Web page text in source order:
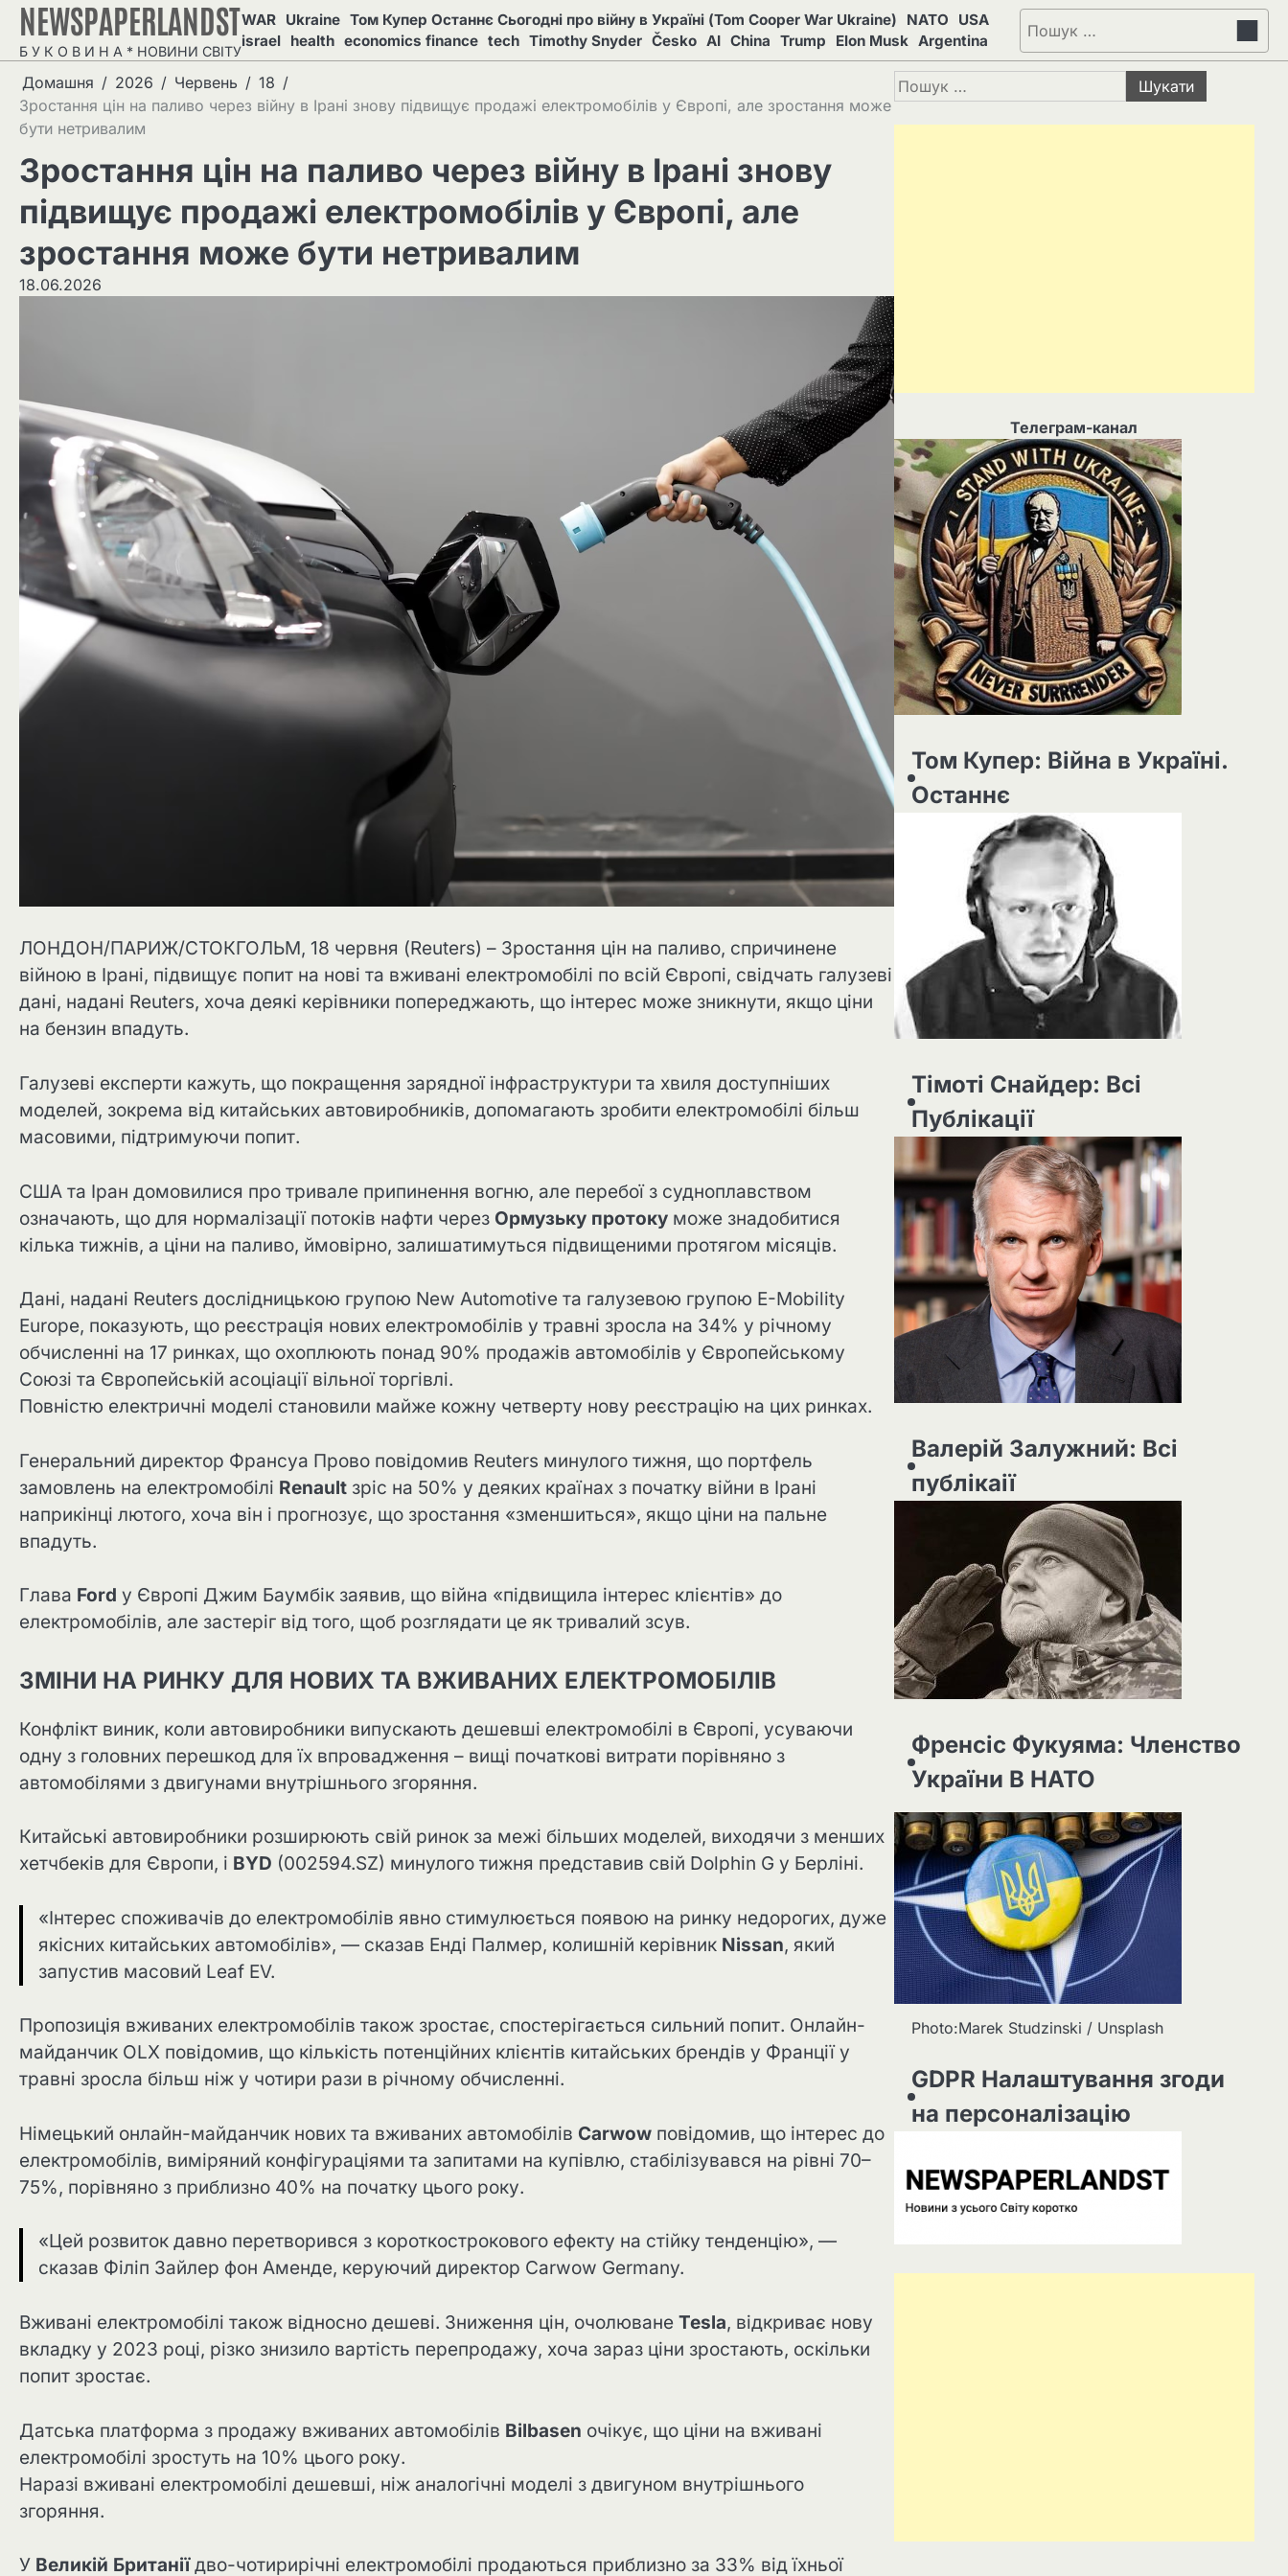
Перейти
вмісту
NEWSPAPERLANDST
Б У К О В И Н А * НОВИНИ СВІТУ
WAR Ukraine Том Купер Останнє Сьогодні про війну в Україні (Tom Cooper War Ukraine) NATO
USA
israel health economics finance tech Timothy Snyder Česko AI China Trump Elon Musk Argentina
Пошук:
Домашня 2026 Червень
18
Зростання цін на паливо через війну в Ірані знову підвищує продажі електромобілів у Європі, але зростання може
бути нетривалим
Зростання цін на паливо через війну в Ірані знову
підвищує продажі електромобілів у Європі, але
зростання може бути нетривалим
18.06.2026
ЛОНДОН/ПАРИЖ/СТОКГОЛЬМ, 18 червня (Reuters) – Зростання цін на паливо, спричинене
війною в Ірані, підвищує попит на нові та вживані електромобілі по всій Європі, свідчать галузеві
дані, надані Reuters, хоча деякі керівники попереджають, що інтерес може зникнути, якщо ціни
на бензин впадуть.
Галузеві експерти кажуть, що покращення зарядної інфраструктури та хвиля доступніших
моделей, зокрема від китайських автовиробників, допомагають зробити електромобілі більш
масовими, підтримуючи попит.
США та Іран домовилися про тривале припинення вогню, але перебої з судноплавством
означають, що для нормалізації потоків нафти через Ормузьку протоку може знадобитися
кілька тижнів, а ціни на паливо, ймовірно, залишатимуться підвищеними протягом місяців.
Дані, надані Reuters дослідницькою групою New Automotive та галузевою групою E-Mobility
Europe, показують, що реєстрація нових електромобілів у травні зросла на 34% у річному
обчисленні на 17 ринках, що охоплюють понад 90% продажів автомобілів у Європейському
Союзі та Європейській асоціації вільної торгівлі.
Повністю електричні моделі становили майже кожну четверту нову реєстрацію на цих ринках.
Генеральний директор Франсуа Прово повідомив Reuters минулого тижня, що портфель
замовлень на електромобілі Renault зріс на 50% у деяких країнах з початку війни в Ірані
наприкінці лютого, хоча він і прогнозує, що зростання «зменшиться», якщо ціни на пальне
впадуть.
Глава Ford у Європі Джим Баумбік заявив, що війна «підвищила інтерес клієнтів» до
електромобілів, але застеріг від того, щоб розглядати це як тривалий зсув.
ЗМІНИ НА РИНКУ ДЛЯ НОВИХ ТА ВЖИВАНИХ ЕЛЕКТРОМОБІЛІВ
Конфлікт виник, коли автовиробники випускають дешевші електромобілі в Європі, усуваючи
одну з головних перешкод для їх впровадження – вищі початкові витрати порівняно з
автомобілями з двигунами внутрішнього згоряння.
Китайські автовиробники розширюють свій ринок за межі більших моделей, виходячи з менших
хетчбеків для Європи, і BYD (002594.SZ) минулого тижня представив свій Dolphin G у Берліні.
«Інтерес споживачів до електромобілів явно стимулюється появою на ринку недорогих, дуже
якісних китайських автомобілів», — сказав Енді Палмер, колишній керівник Nissan, який
запустив масовий Leaf EV.
Пропозиція вживаних електромобілів також зростає, спостерігається сильний попит. Онлайн-
майданчик OLX повідомив, що кількість потенційних клієнтів китайських брендів у Франції у
травні зросла більш ніж у чотири рази в річному обчисленні.
Німецький онлайн-майданчик нових та вживаних автомобілів Carwow повідомив, що інтерес до
електромобілів, виміряний конфігураціями та запитами на купівлю, стабілізувався на рівні 70–
75%, порівняно з приблизно 40% на початку цього року.
«Цей розвиток давно перетворився з короткострокового ефекту на стійку тенденцію», —
сказав Філіп Зайлер фон Аменде, керуючий директор Carwow Germany.
Вживані електромобілі також відносно дешеві. Зниження цін, очолюване Tesla, відкриває нову
вкладку у 2023 році, різко знизило вартість перепродажу, хоча зараз ціни зростають, оскільки
попит зростає.
Датська платформа з продажу вживаних автомобілів Bilbasen очікує, що ціни на вживані
електромобілі зростуть на 10% цього року.
Наразі вживані електромобілі дешевші, ніж аналогічні моделі з двигуном внутрішнього
згоряння.
У Великій Британіїдво-чотирирічні електромобілі продаються приблизно за 33% від їхньої
Пошук:
Телеграм-канал
Том Купер: Війна в Україні.
Останнє
Тімоті Снайдер: Всі
Публікації
Валерій Залужний: Всі
публікаії
Френсіс Фукуяма: Членство
України В НАТО
Photo:Marek Studzinski / Unsplash
GDPR Налаштування згоди
на персоналізацію